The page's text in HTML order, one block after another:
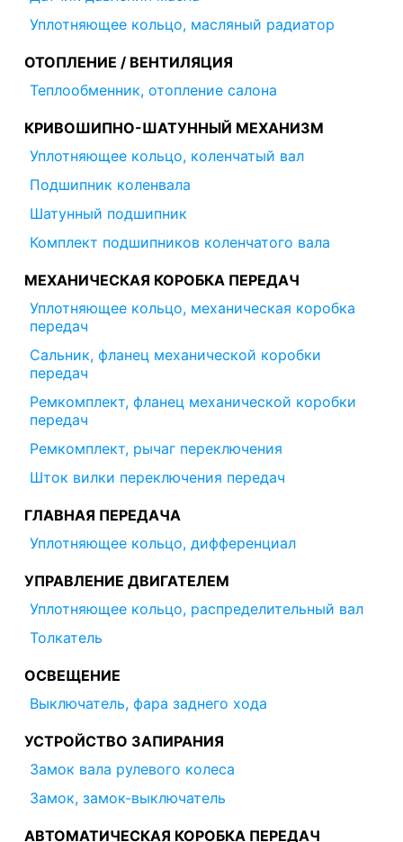
Уплотняющее кольцо, масляный радиатор
ОТОПЛЕНИЕ / ВЕНТИЛЯЦИЯ
Теплообменник, отопление салона
КРИВОШИПНО-ШАТУННЫЙ МЕХАНИЗМ
Уплотняющее кольцо, коленчатый вал
Подшипник коленвала
Шатунный подшипник
Комплект подшипников коленчатого вала
МЕХАНИЧЕСКАЯ КОРОБКА ПЕРЕДАЧ
Уплотняющее кольцо, механическая коробка
передач
Сальник, фланец механической коробки
передач
Ремкомплект, фланец механической коробки
передач
Ремкомплект, рычаг переключения
Шток вилки переключения передач
ГЛАВНАЯ ПЕРЕДАЧА
Уплотняющее кольцо, дифференциал
УПРАВЛЕНИЕ ДВИГАТЕЛЕМ
Уплотняющее кольцо, распределительный вал
Толкатель
ОСВЕЩЕНИЕ
Выключатель, фара заднего хода
УСТРОЙСТВО ЗАПИРАНИЯ
Замок вала рулевого колеса
Замок, замок-выключатель
АВТОМАТИЧЕСКАЯ КОРОБКА ПЕРЕДАЧ